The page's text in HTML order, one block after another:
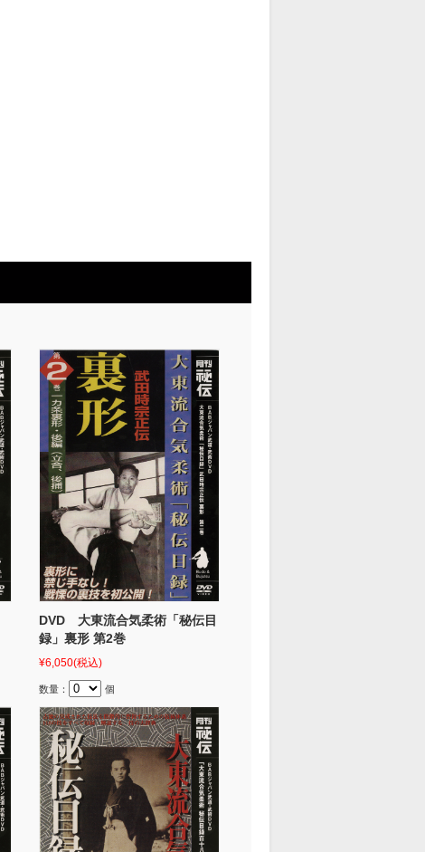
DVD 大東流合気柔術「秘伝目
録」裏形 第2巻
¥6,050(税込)
数量： 個